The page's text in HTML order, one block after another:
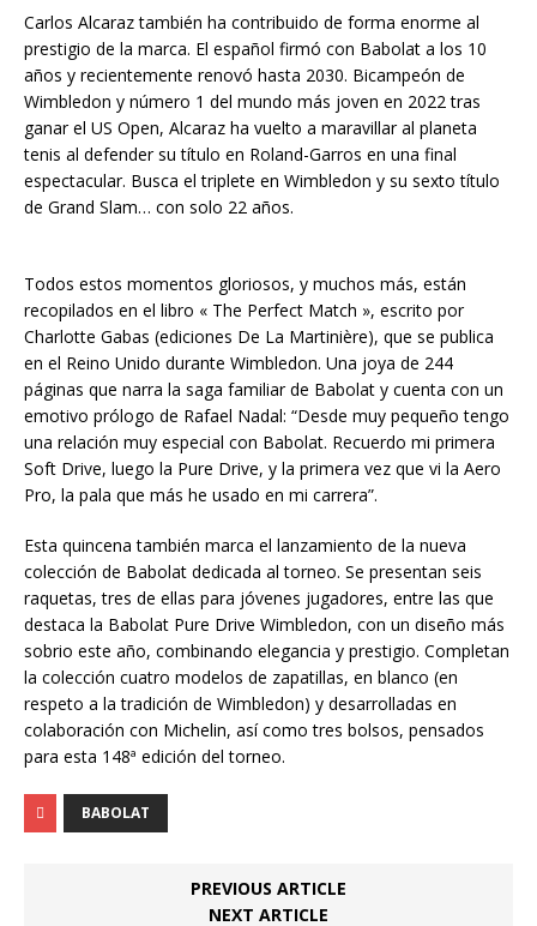
Carlos Alcaraz también ha contribuido de forma enorme al
prestigio de la marca. El español firmó con Babolat a los 10
años y recientemente renovó hasta 2030. Bicampeón de
Wimbledon y número 1 del mundo más joven en 2022 tras
ganar el US Open, Alcaraz ha vuelto a maravillar al planeta
tenis al defender su título en Roland-Garros en una final
espectacular. Busca el triplete en Wimbledon y su sexto título
de Grand Slam… con solo 22 años.
Todos estos momentos gloriosos, y muchos más, están
recopilados en el libro « The Perfect Match », escrito por
Charlotte Gabas (ediciones De La Martinière), que se publica
en el Reino Unido durante Wimbledon. Una joya de 244
páginas que narra la saga familiar de Babolat y cuenta con un
emotivo prólogo de Rafael Nadal: “Desde muy pequeño tengo
una relación muy especial con Babolat. Recuerdo mi primera
Soft Drive, luego la Pure Drive, y la primera vez que vi la Aero
Pro, la pala que más he usado en mi carrera”.
Esta quincena también marca el lanzamiento de la nueva
colección de Babolat dedicada al torneo. Se presentan seis
raquetas, tres de ellas para jóvenes jugadores, entre las que
destaca la Babolat Pure Drive Wimbledon, con un diseño más
sobrio este año, combinando elegancia y prestigio. Completan
la colección cuatro modelos de zapatillas, en blanco (en
respeto a la tradición de Wimbledon) y desarrolladas en
colaboración con Michelin, así como tres bolsos, pensados
para esta 148ª edición del torneo.
BABOLAT
PREVIOUS ARTICLE
NEXT ARTICLE